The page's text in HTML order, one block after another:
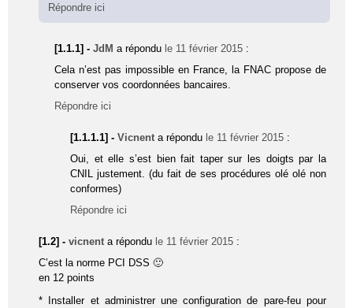
Répondre ici
[1.1.1] -JdM a répondu le 11 février 2015 :
Cela n’est pas impossible en France, la FNAC propose de
conserver vos coordonnées bancaires.
Répondre ici
[1.1.1.1] -Vicnent a répondu le 11 février 2015 :
Oui, et elle s’est bien fait taper sur les doigts par la
CNIL justement. (du fait de ses procédures olé olé non
conformes)
Répondre ici
[1.2] -vicnent a répondu le 11 février 2015 :
C’est la norme PCI DSS 🙂
en 12 points
* Installer et administrer une configuration de pare-feu pour